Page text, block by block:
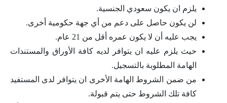
يلزم ان يكون سعودي الجنسية.
لن يكون حاصل على دعم من أي جهة حكومية أخرى.
يجب عليه أن لا يكون عمره أقل من 21 عام.
حيث يلزم عليه ان يتوافر لديه كافة الأوراق والمستندات
الهامة المطلوبة بالتسجيل.
من ضمن الشروط الهامة الأخرى ان يتوافر لدى المستفيد
كافة تلك الشروط حتى يتم قبولة.